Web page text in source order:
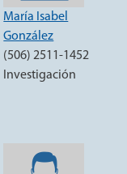
María Isabel
González
(506) 2511-1452
Investigación